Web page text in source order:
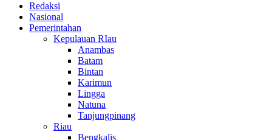
Redaksi
Nasional
Pemerintahan
Kepulauan RIau
Anambas
Batam
Bintan
Karimun
Lingga
Natuna
Tanjungpinang
Riau
Bengkalis